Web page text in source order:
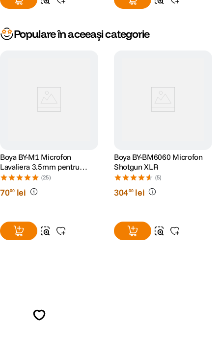
Populare în aceeași categorie
Boya BY-M1 Microfon
Lavaliera 3.5mm pentru
Smartphone si Camera
(25)
7000 lei
Boya BY-BM6060 Microfon
Shotgun XLR
(5)
30400 lei